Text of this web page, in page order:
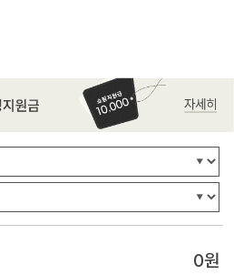
0원